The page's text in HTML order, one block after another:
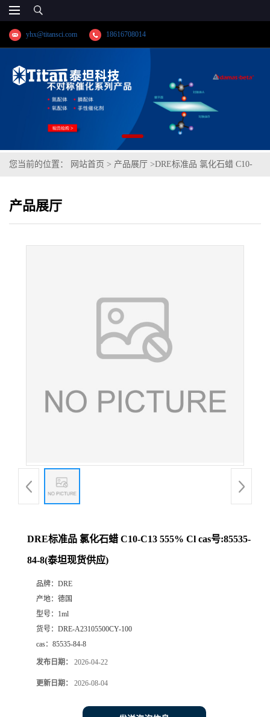
yhx@titansci.com 18616708014
您当前的位置： 网站首页 > 产品展厅 >DRE标准品 氯化石蜡 C10-
产品展厅
DRE标准品 氯化石蜡 C10-C13 555% Cl cas号:85535-
84-8(泰坦现货供应)
品牌： DRE
产地： 德国
型号： 1ml
货号： DRE-A23105500CY-100
cas： 85535-84-8
发布日期： 2026-04-22
更新日期： 2026-08-04